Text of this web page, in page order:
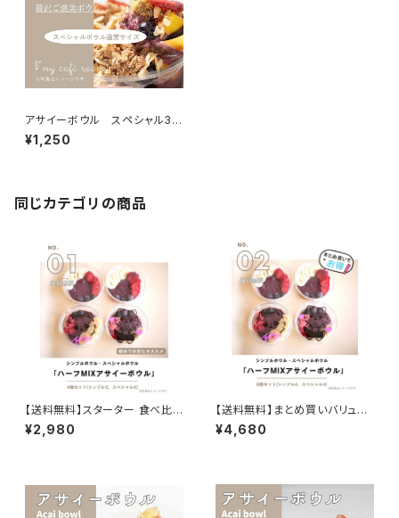
アサイーボウル スペシャル37
5g(通常)
¥1,250
同じカテゴリの商品
【送料無料】スターター 食べ比
べ（ハーフMIX×4個）
¥2,980
【送料無料】まとめ買いバリュー
セット（ハーフMIX×8個）
¥4,680